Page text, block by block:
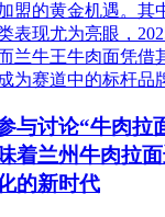
盟的黄金机遇。其
表现尤为亮眼，
兰牛王牛肉面凭借
为赛道中的标杆品
与讨论“牛肉拉
着兰州牛肉拉
的新时代